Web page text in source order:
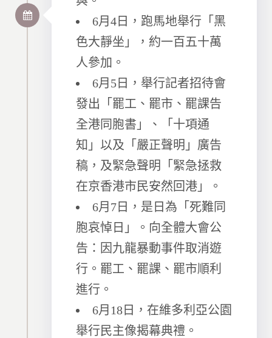
6月4日，跑馬地舉行「黑
色大靜坐」，約一百五十萬
人參加。
6月5日，舉行記者招待會
發出「罷工、罷市、罷課告
全港同胞書」、「十項通
知」以及「嚴正聲明」廣告
稿，及緊急聲明「緊急拯救
在京香港市民安然回港」。
6月7日，是日為「死難同
胞哀悼日」。向全體大會公
告：因九龍暴動事件取消遊
行。罷工、罷課、罷市順利
進行。
6月18日，在維多利亞公園
舉行民主像揭幕典禮。